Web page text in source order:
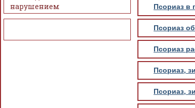
Псориаз в
Псориаз
Псориаз
Псориаз,
Псориаз,
нарушением